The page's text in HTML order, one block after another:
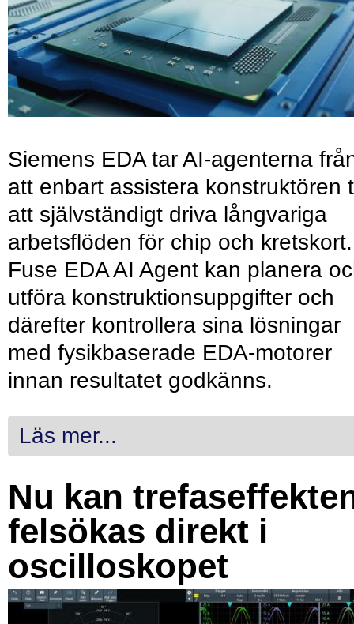
Siemens EDA tar AI-agenterna
att enbart assistera konstruktören
att självständigt driva långvariga
arbetsflöden för chip och kretskort.
Fuse EDA AI Agent kan planera
utföra konstruktionsuppgifter och
därefter kontrollera sina lösningar
med fysikbaserade EDA-motorer
innan resultatet godkänns.
Läs mer...
Nu kan
felsökas direkt i
oscilloskopet